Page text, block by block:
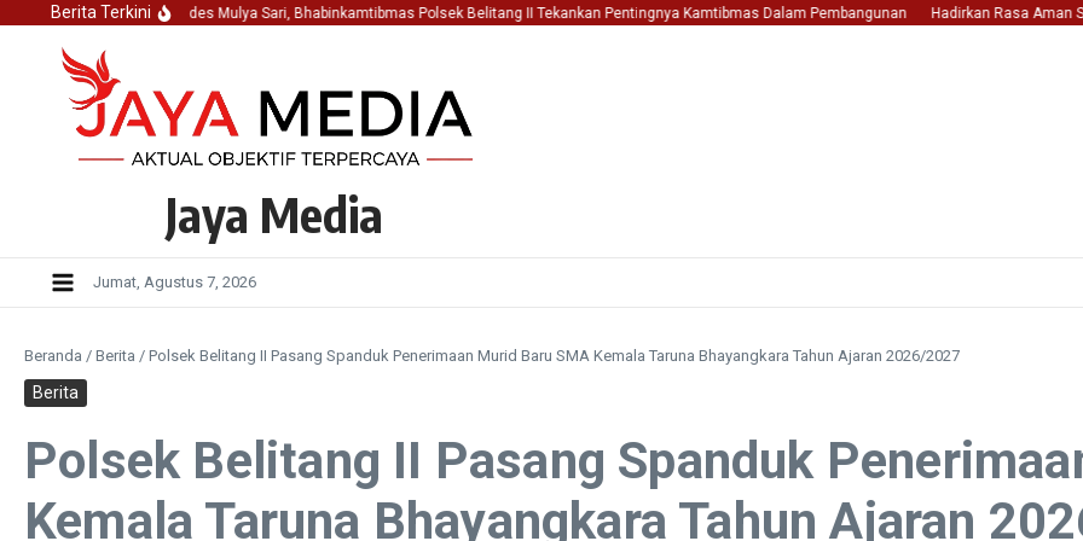
Lewati ke konten
Berita Terkini
Dalam Musrenbangdes Mulya Sari, Bhabinkamtibmas Polsek Belitang II Tekankan Pentingnya Kamtibmas Dalam Pembangunan Hadirkan Rasa Aman Saat
Jaya Media
Jumat, Agustus 7, 2026
Beranda / Berita / Polsek Belitang II Pasang Spanduk Penerimaan Murid Baru SMA Kemala Taruna Bhayangkara Tahun Ajaran 2026/2027
Berita
Polsek Belitang II Pasang Spanduk
Kemala Taruna Bhayangkara Tahun Ajaran